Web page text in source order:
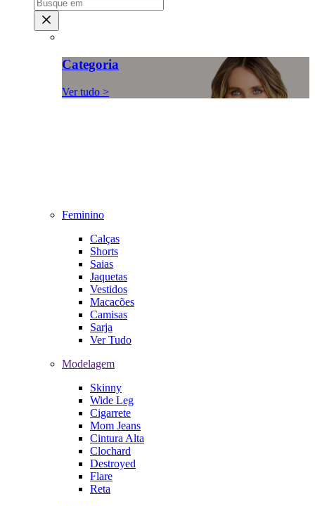
Categoria
Ver tudo >
Feminino
Calças
Shorts
Saias
Jaquetas
Vestidos
Macacões
Camisas
Sarja
Ver Tudo
Modelagem
Skinny
Wide Leg
Cigarrete
Mom Jeans
Cintura Alta
Clochard
Destroyed
Flare
Reta